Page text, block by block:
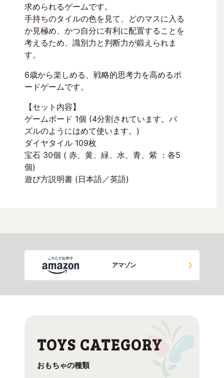
求められるゲームです。
手持ちのタイルの色を見て、どのマスに入る
か見極め、かつ自分に有利に配置することを
考えるため、識別力と判断力が鍛えられま
す。
6歳から楽しめる、戦略的思考力を高めるボ
ードゲームです。
【セット内容】
ゲームボード 1個 (4分割されています。パ
ズルのようにはめて使います。)
ダイヤタイル 109枚
宝石 30個 ( 赤、黄、緑、水、青、紫 ：各5
個)
遊び方説明書 (日本語／英語)
アマゾン
おもちゃの種類